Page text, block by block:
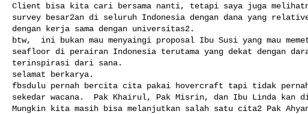
Client bisa kita cari bersama nanti, tetapi saya juga
survey besar2an di seluruh Indonesia dengan dana yang
dengan kerja sama dengan universitas2.
btw,  ini bukan mau menyaingi proposal Ibu Susi yang mau
seafloor di perairan Indonesia terutama yang dekat dengan
terinspirasi dari sana.
selamat berkarya.
fbsdulu pernah bercita cita pakai hovercraft tapi tidak
sekedar wacana.  Pak Khairul, Pak Misrin, dan Ibu Linda
Mungkin kita masih bisa melanjutkan salah satu cita2 Pak